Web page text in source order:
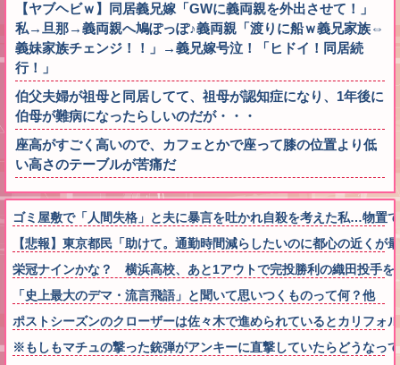
【ヤブヘビｗ】同居義兄嫁「GWに義両親を外出させて！」
私→旦那→義両親へ鳩ぽっぽ♪義両親「渡りに船ｗ義兄家族⇔
義妹家族チェンジ！！」→義兄嫁号泣！「ヒドイ！同居続
行！」
伯父夫婦が祖母と同居してて、祖母が認知症になり、1年後に
伯母が難病になったらしいのだが・・・
座高がすごく高いので、カフェとかで座って膝の位置より低
い高さのテーブルが苦痛だ
ゴミ屋敷で「人間失格」と夫に暴言を吐かれ自殺を考えた私…物置
【悲報】東京都民「助けて。通勤時間減らしたいのに都心の近くが
栄冠ナインかな？ 横浜高校、あと1アウトで完投勝利の織田投手を
「史上最大のデマ・流言飛語」と聞いて思いつくものって何？他
ポストシーズンのクローザーは佐々木で進められているとカリフォ
※もしもマチュの撃った銃弾がアンキーに直撃していたらどうなっ